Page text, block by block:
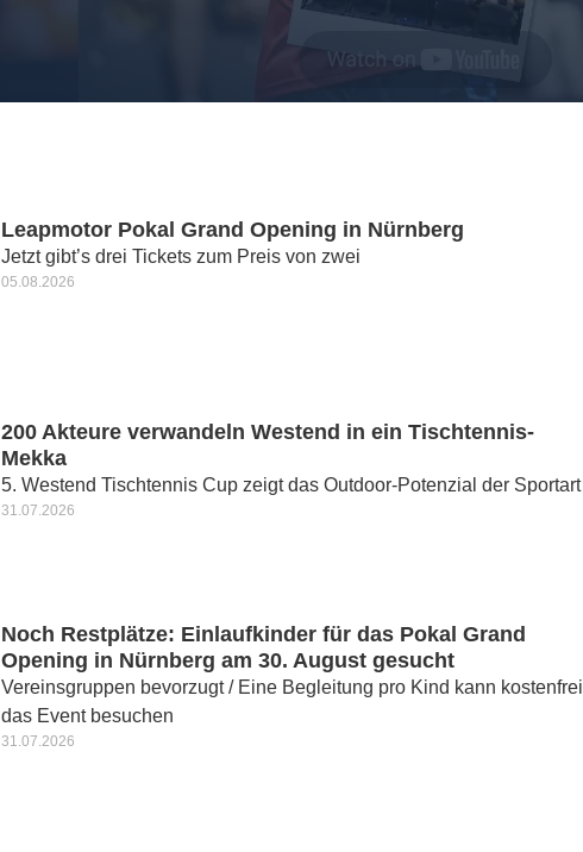
Leapmotor Pokal Grand Opening in Nürnberg
Jetzt gibt’s drei Tickets zum Preis von zwei
05.08.2026
200 Akteure verwandeln Westend in ein Tischtennis-
Mekka
5. Westend Tischtennis Cup zeigt das Outdoor-Potenzial der Sportart
31.07.2026
Noch Restplätze: Einlaufkinder für das Pokal Grand
Opening in Nürnberg am 30. August gesucht
Vereinsgruppen bevorzugt / Eine Begleitung pro Kind kann kostenfrei
das Event besuchen
31.07.2026